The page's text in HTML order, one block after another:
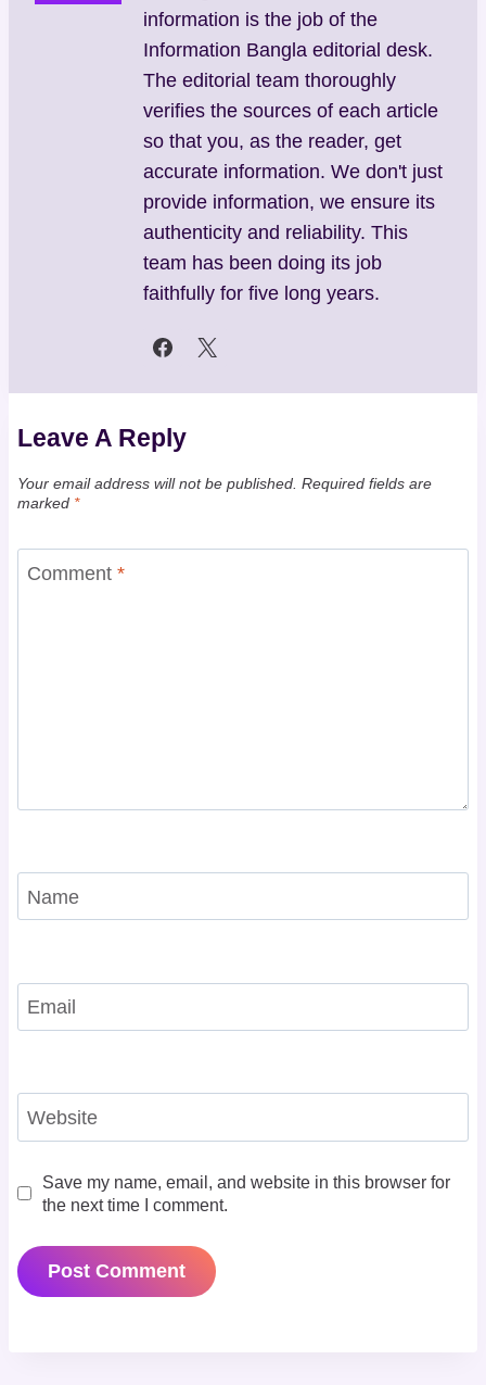
information is the job of the
Information Bangla editorial desk.
The editorial team thoroughly
verifies the sources of each article
so that you, as the reader, get
accurate information. We don't just
provide information, we ensure its
authenticity and reliability. This
team has been doing its job
faithfully for five long years.
Leave A Reply
Your email address will not be published. Required fields are
marked *
Comment *
Name
Email
Website
Save my name, email, and website in this browser for
the next time I comment.